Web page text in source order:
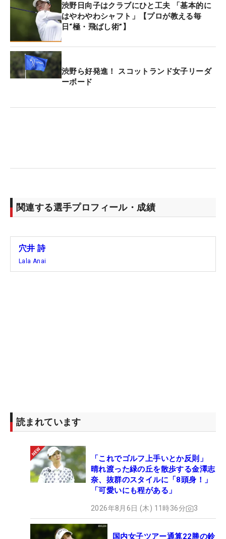
をはじめとした広範囲にわたる高い可動域だ。
ただ、飛距離アップには上半身の捻転差が欠かせな
いが、アマチュアにとっては振り遅れの原因になる
場合もある。インパクトの瞬間にタイミングを合わ
せるには柔軟性に加え、それを支える下半身の強さ
かも？
渋野日向子はクラブにひと工夫 「基本的に
はやわやわシャフト」【プロが教える毎
日“極・飛ばし術”】
渋野ら好発進！ スコットランド女子リーダ
ーボード
関連する選手プロフィール・成績
穴井 詩
Lala Anai
読まれています
「これでゴルフ上手いとか反則」
晴れ渡った緑の丘を散歩する金澤志
奈、抜群のスタイルに「8頭身！」
「可愛いにも程がある」
2026年8月6日 (木) 11時36分 3
国内女子ツアー通算22勝の鈴